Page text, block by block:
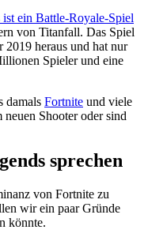
ein Battle-Royale-Spiel
von Titanfall. Das Spiel
2019 heraus und hat nur
Spieler und eine
damals Fortnite und viele
Shooter oder sind
sprechen
von Fortnite zu
wir ein paar Gründe
könnte.